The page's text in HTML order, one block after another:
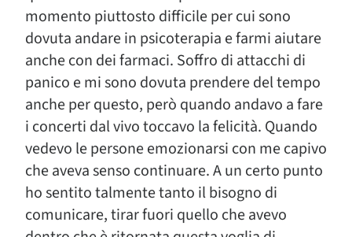
momento piuttosto difficile per cui sono
dovuta andare in psicoterapia e farmi aiutare
anche con dei farmaci. Soffro di attacchi di
panico e mi sono dovuta prendere del tempo
anche per questo, però quando andavo a fare
i concerti dal vivo toccavo la felicità. Quando
vedevo le persone emozionarsi con me capivo
che aveva senso continuare. A un certo punto
ho sentito talmente tanto il bisogno di
comunicare, tirar fuori quello che avevo